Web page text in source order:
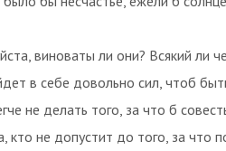
виноваты ли они? Всякий ли
в себе довольно сил, чтоб
не делать того, за что б
не допустит до того, за что